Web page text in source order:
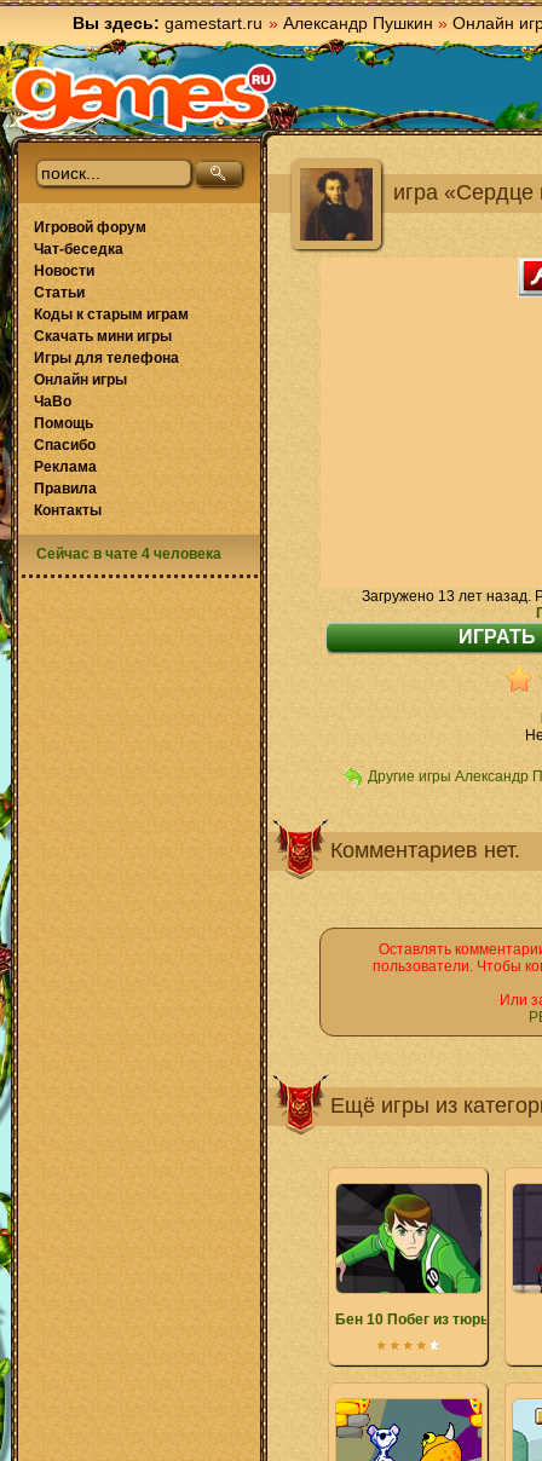
Вы здесь: gamestart.ru » Александр Пушкин » Онлайн
игра «Сердце
Загружено 13 лет назад.
Другие игры Александр
Комментариев нет.
Оставлять
пользователи. Чтобы
Или
Ещё игры из
Бен 10 Побег из тюрьмы
Игровой форум
Чат-беседка
Новости
Статьи
Коды к старым играм
Скачать мини игры
Игры для телефона
Онлайн игры
ЧаВо
Помощь
Спасибо
Реклама
Правила
Контакты
Сейчас в чате 4 человека